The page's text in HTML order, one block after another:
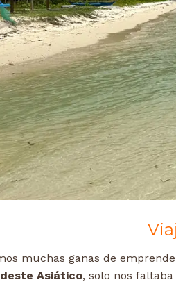
muchas ganas de
Asiático, solo nos